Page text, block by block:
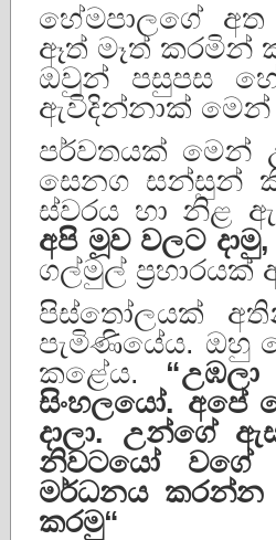
හේමපාලගේ අත
ඈත් මෑත් කරමින්
ඔවුන් පසුපස
ඇවිදින්නාක්
පර්වතයක් මෙන්
සෙනග සන්සුන්
ස්වරය හා නිළ
අපි මූව වලට දාමු,
ගල්මුල් ප්‍රහාරයක්
පිස්තෝලයක්
පැමිණියේය. ඔහු
කළේය. “උඹලා
සිංහලයෝ. අපේ
දාලා. උන්ගේ
නිවටයෝ
වගේ
මර්ධනය කරන්න
කරමු“